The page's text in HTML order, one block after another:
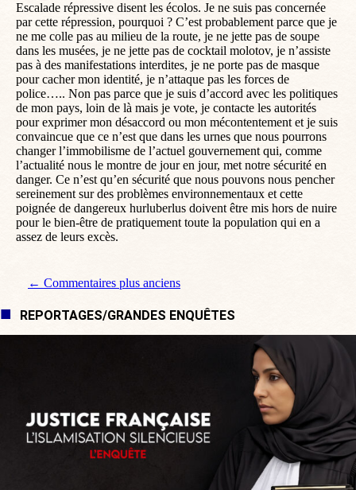
Escalade répressive disent les écolos. Je ne suis pas concernée
par cette répression, pourquoi ? C’est probablement parce que je
ne me colle pas au milieu de la route, je ne jette pas de soupe
dans les musées, je ne jette pas de cocktail molotov, je n’assiste
pas à des manifestations interdites, je ne porte pas de masque
pour cacher mon identité, je n’attaque pas les forces de
police….. Non pas parce que je suis d’accord avec les politiques
de mon pays, loin de là mais je vote, je contacte les autorités
pour exprimer mon désaccord ou mon mécontentement et je suis
convaincue que ce n’est que dans les urnes que nous pourrons
changer l’immobilisme de l’actuel gouvernement qui, comme
l’actualité nous le montre de jour en jour, met notre sécurité en
danger. Ce n’est qu’en sécurité que nous pouvons nous pencher
sereinement sur des problèmes environnementaux et cette
poignée de dangereux hurluberlus doivent être mis hors de nuire
pour le bien-être de pratiquement toute la population qui en a
assez de leurs excès.
Navigation de commentaire
← Commentaires plus anciens
REPORTAGES/GRANDES ENQUÊTES